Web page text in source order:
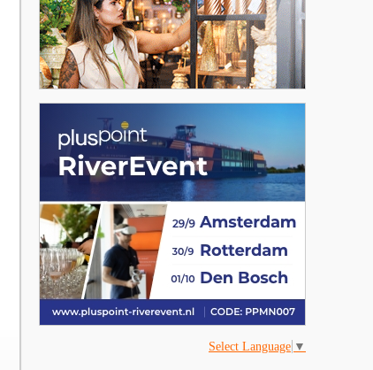
Select Language ▼